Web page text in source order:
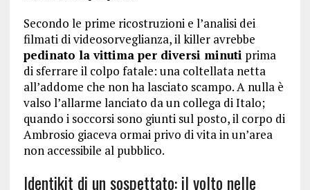
Secondo le prime ricostruzioni e l’analisi dei
filmati di videosorveglianza, il killer avrebbe
pedinato la vittima per diversi minuti prima
di sferrare il colpo fatale: una coltellata netta
all’addome che non ha lasciato scampo. A nulla è
valso l’allarme lanciato da un collega di Italo;
quando i soccorsi sono giunti sul posto, il corpo di
Ambrosio giaceva ormai privo di vita in un’area
non accessibile al pubblico.
Identikit di un sospettato: il volto nelle